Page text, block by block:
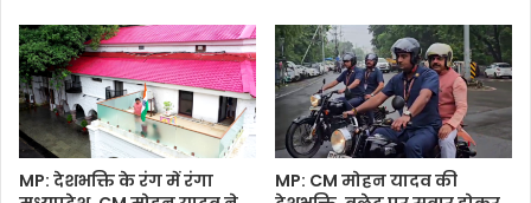
MP: देशभक्ति के रंग में रंगा
MP: CM मोहन यादव की